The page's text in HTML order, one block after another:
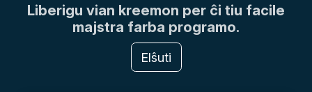
Liberigu vian kreemon per ĉi tiu facile
majstra farba programo.
Elŝuti